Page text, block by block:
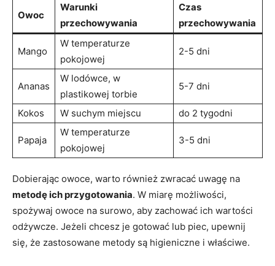
Owoc
Warunki
przechowywania
Czas
przechowywania
Mango
W temperaturze
pokojowej
2-5 dni
Ananas
W lodówce, w
plastikowej torbie
5-7 dni
Kokos W suchym miejscu do 2 tygodni
Papaja
W temperaturze
pokojowej
3-5 dni
Dobierając owoce, warto również zwracać uwagę na
metodę⁣ ich przygotowania. W miarę możliwości,
spożywaj ​owoce na surowo,‌ aby ​zachować ich​ wartości
odżywcze. ⁢Jeżeli chcesz‍ je gotować ⁤lub ‍piec, upewnij
się, że zastosowane metody są higieniczne i ⁣właściwe.